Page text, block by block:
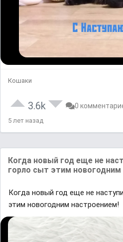
Кошаки
3.6k 0
5 лет назад
Когда новый год еще не
горло сыт этим новогодним
Когда новый год еще не
этим новогодним настроением!